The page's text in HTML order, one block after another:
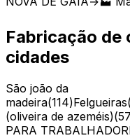
Fabricação de
cidades
São joão da
madeira(114)Felgueiras(
(oliveira de azeméis)(57
PARA